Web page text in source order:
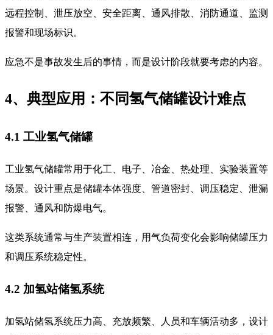
远程控制、泄压放空、安全距离、通风排散、消防通道、监测
报警和现场标识。
应急不是事故发生后的事情，而是设计阶段就要考虑的内容。
4、典型应用：不同氢气储罐设计难点
4.1 工业氢气储罐
工业氢气储罐常用于化工、电子、冶金、热处理、实验装置等
场景。设计重点是储罐本体强度、管道密封、调压稳定、泄漏
报警、通风和防爆电气。
这类系统通常与生产装置相连，用气负荷变化会影响储罐压力
和调压系统稳定性。
4.2 加氢站储氢系统
加氢站储氢系统压力高、充放频繁、人员和车辆活动多，设计